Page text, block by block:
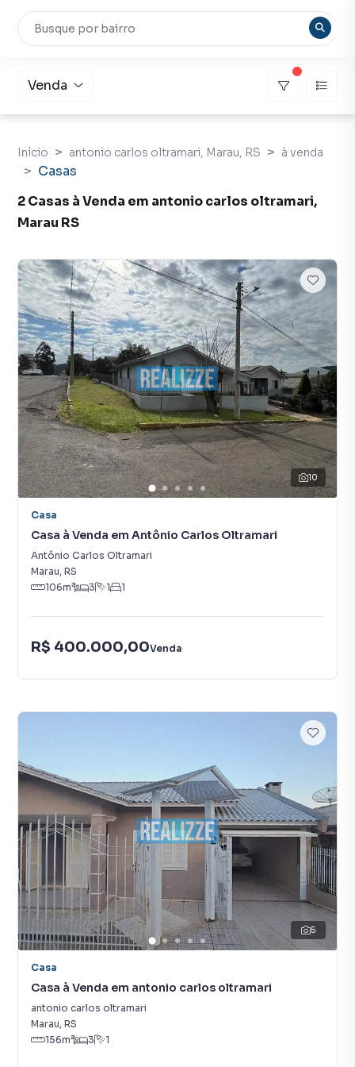
Venda
Início antonio carlos oltramari, Marau, RS à venda
Casas
2 Casas à Venda em antonio carlos oltramari,
Marau RS
10
Casa
Casa à Venda em Antônio Carlos Oltramari
Antônio Carlos Oltramari
Marau, RS
106m² 3 1 1
R$ 400.000,00Venda
5
Casa
Casa à Venda em antonio carlos oltramari
antonio carlos oltramari
Marau, RS
156m² 3 1